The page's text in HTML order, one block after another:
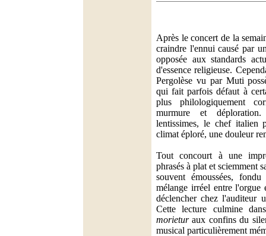
Après le concert de la
craindre l'ennui causé par
opposée aux standards
d'essence religieuse.
Pergolèse vu par Muti
qui fait parfois défaut à
plus philologiquement
murmure et
lentissimes, le chef italien
climat éploré, une douleur
Tout concourt à une
phrasés à plat et sciemment
souvent émoussées, fondu
mélange irréel entre l'orgue
déclencher chez l'auditeur
Cette lecture culmine
morieturaux confins du
musical particulièrement